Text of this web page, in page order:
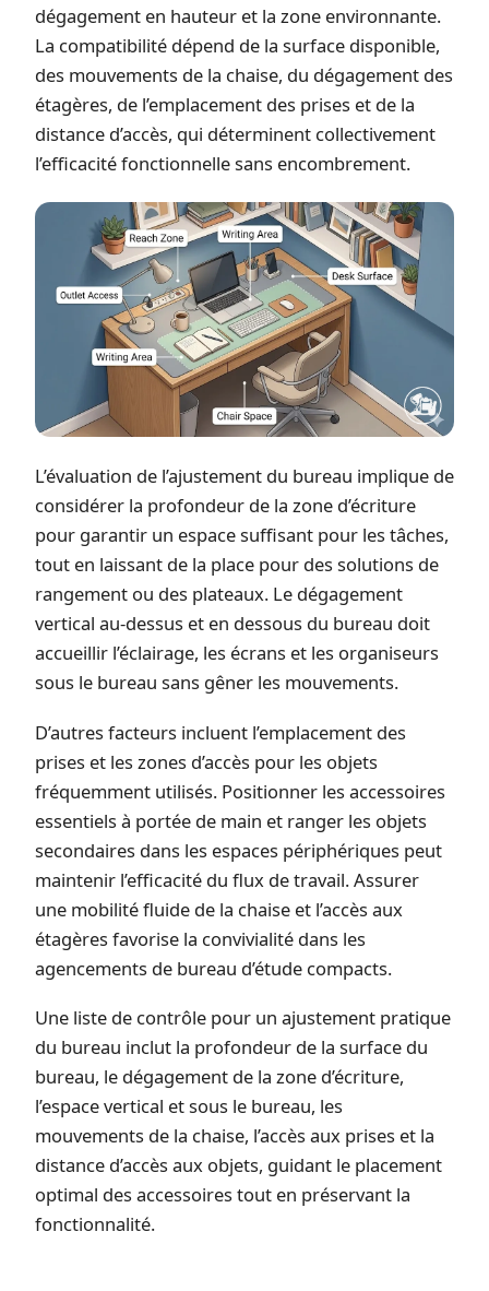
dégagement en hauteur et la zone environnante.
La compatibilité dépend de la surface disponible,
des mouvements de la chaise, du dégagement des
étagères, de l’emplacement des prises et de la
distance d’accès, qui déterminent collectivement
l’efficacité fonctionnelle sans encombrement.
L’évaluation de l’ajustement du bureau implique de
considérer la profondeur de la zone d’écriture
pour garantir un espace suffisant pour les tâches,
tout en laissant de la place pour des solutions de
rangement ou des plateaux. Le dégagement
vertical au-dessus et en dessous du bureau doit
accueillir l’éclairage, les écrans et les organiseurs
sous le bureau sans gêner les mouvements.
D’autres facteurs incluent l’emplacement des
prises et les zones d’accès pour les objets
fréquemment utilisés. Positionner les accessoires
essentiels à portée de main et ranger les objets
secondaires dans les espaces périphériques peut
maintenir l’efficacité du flux de travail. Assurer
une mobilité fluide de la chaise et l’accès aux
étagères favorise la convivialité dans les
agencements de bureau d’étude compacts.
Une liste de contrôle pour un ajustement pratique
du bureau inclut la profondeur de la surface du
bureau, le dégagement de la zone d’écriture,
l’espace vertical et sous le bureau, les
mouvements de la chaise, l’accès aux prises et la
distance d’accès aux objets, guidant le placement
optimal des accessoires tout en préservant la
fonctionnalité.